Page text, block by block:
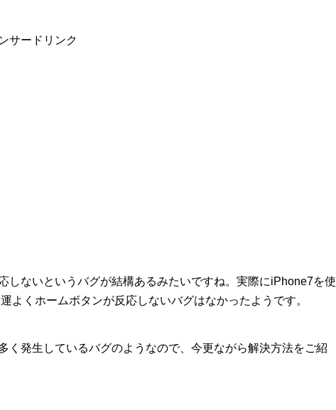
サードリンク
しないというバグが結構あるみたいですね。実際にiPhone7を使
よくホームボタンが反応しないバグはなかったようです。
く発生しているバグのようなので、今更ながら解決方法をご紹